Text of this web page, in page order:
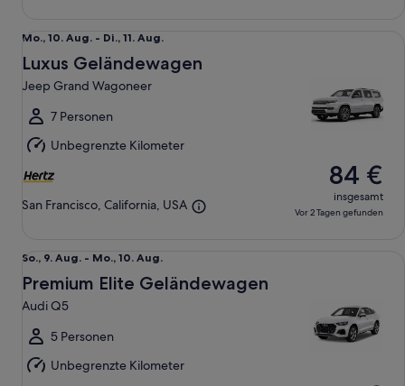
Mo.,
10.
Aug.
bis
Di.,
11.
Aug.
Mo., 10. Aug. - Di., 11. Aug.
Luxus Geländewagen
Jeep Grand Wagoneer
7 Personen
Unbegrenzte Kilometer
San Francisco, California, USA
84 €
insgesamt
Vor 2 Tagen gefunden
So.,
9.
Aug.
bis
Mo.,
10.
Aug.
So., 9. Aug. - Mo., 10. Aug.
Premium Elite Geländewagen
Audi Q5
5 Personen
Unbegrenzte Kilometer